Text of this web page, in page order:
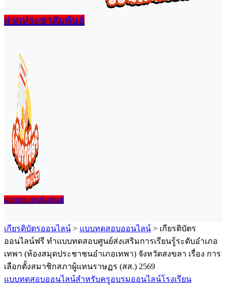
ฝากประชาสัมพันธ์
ฝากประชาสัมพันธ์
เกียรติบัตรออนไลน์ > แบบทดสอบออนไลน์ > เกียรติบัตร
ออนไลน์ฟรี ทำแบบทดสอบศูนย์ส่งเสริมการเรียนรู้ระดับอำเภอ
เทพา (ห้องสมุดประชาชนอำเภอเทพา) จังหวัดสงขลา เรื่อง การ
เลือกตั้งสมาชิกสภาผู้แทนราษฏร (สส.) 2569
แบบทดสอบออนไลน์สำหรับครูอบรมออนไลน์โรงเรียน